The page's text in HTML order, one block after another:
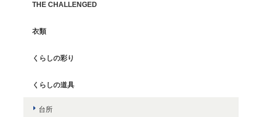
THE CHALLENGED
衣類
くらしの彩り
くらしの道具
台所